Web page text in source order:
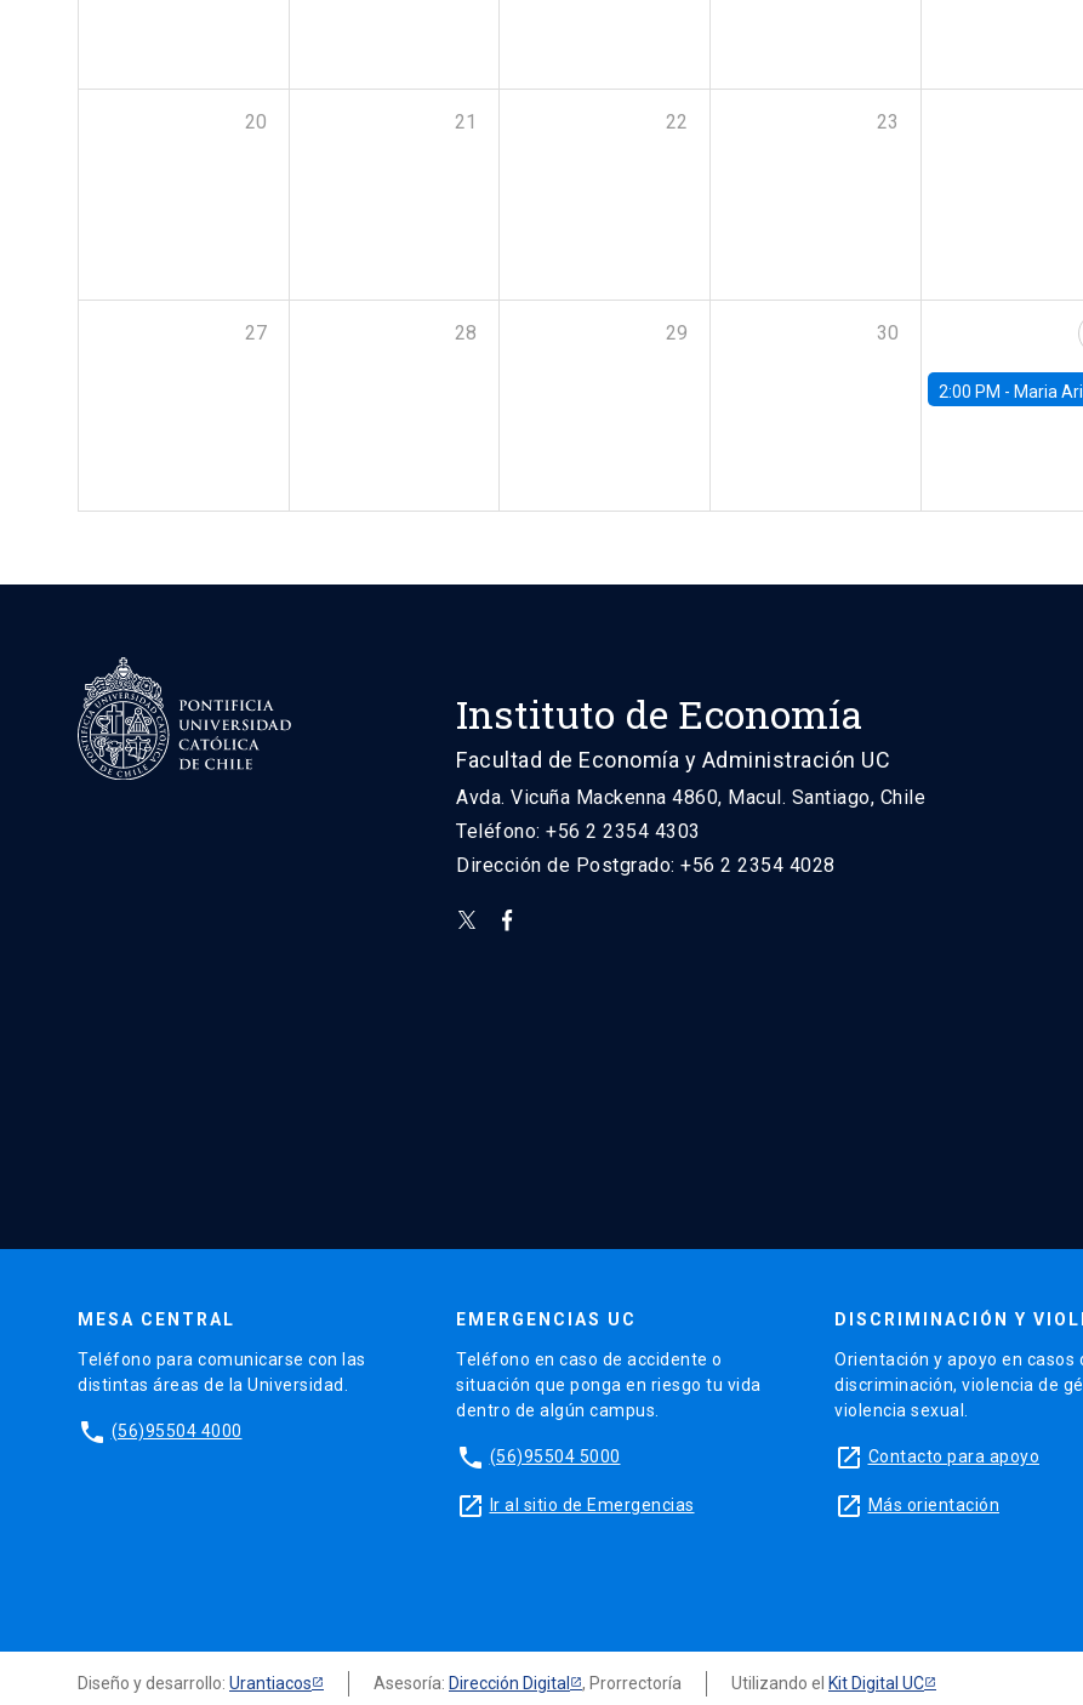
20 21 22 23
27 28 29 30
2:00 PM - Maria Aristizabal-Ramirez,
Instituto de Economía
Facultad de Economía y Administración UC
Avda. Vicuña Mackenna 4860, Macul. Santiago, Chile
Teléfono: +56 2 2354 4303
Dirección de Postgrado: +56 2 2354 4028
MESA CENTRAL
Teléfono para comunicarse con las
distintas áreas de la Universidad.
phone (56)95504 4000
EMERGENCIAS UC
Teléfono en caso de accidente o
situación que ponga en riesgo tu vida
dentro de algún campus.
phone (56)95504 5000
launch Ir al sitio de Emergencias
DISCRIMINACIÓN Y
Orientación y apoyo en casos
discriminación, violencia de
violencia sexual.
launch Contacto para apoyo
launch Más orientación
Diseño y desarrollo: Urantiacos Asesoría: Dirección Digital , Prorrectoría Utilizando el Kit Digital UC